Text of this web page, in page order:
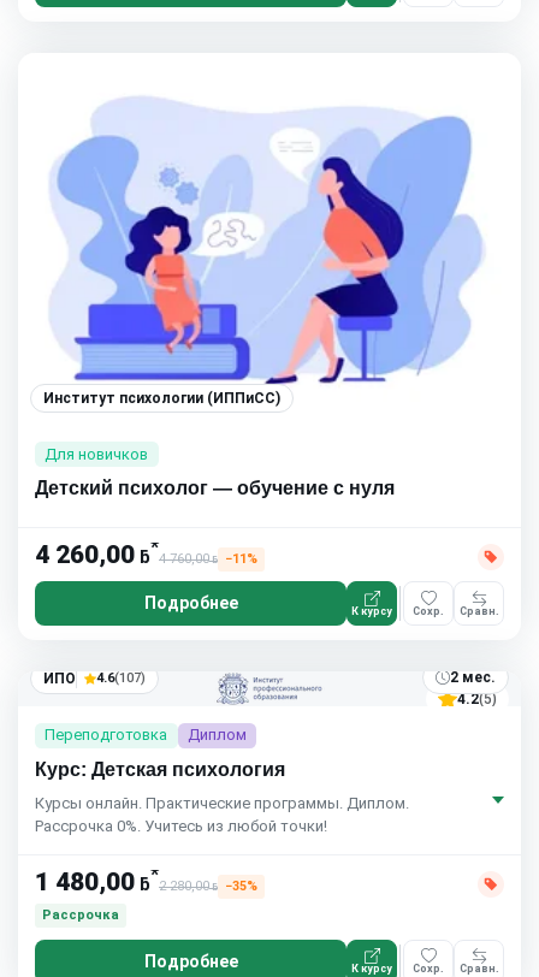
Институт психологии (ИППиСС)
Для новичков
Детский психолог — обучение с нуля
4 260,00 ƃ*
4 760,00ƃ −11%
Подробнее К курсу Сохр. Сравн.
4.2(5)
ИПО 4.6(107) 2 мес.
Переподготовка Диплом
Курс: Детская психология
Курсы онлайн. Практические программы. Диплом.
Рассрочка 0%. Учитесь из любой точки!
1 480,00 ƃ*
2 280,00ƃ
−35%
Рассрочка
Подробнее К курсу Сохр. Сравн.